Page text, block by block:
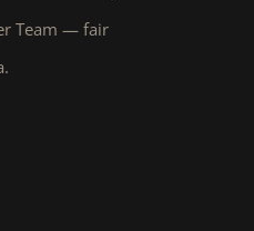
Team — fair